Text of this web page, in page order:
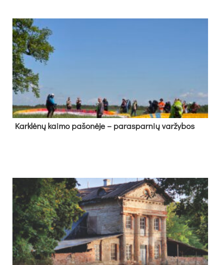
Kark­lė­nų kai­mo pa­šo­nė­je – pa­ras­par­nių var­žy­bos